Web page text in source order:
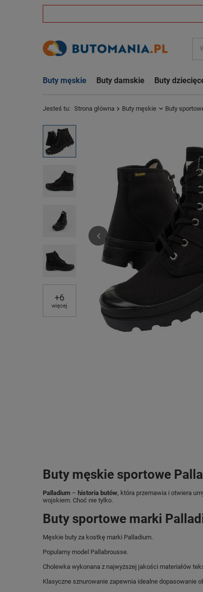
Buty męskie Buty damskie Buty
Jesteś tu: Strona główna Buty męskie Buty
+6
więcej
Buty męskie sportowe
Palladium – historia butów, która przemawia i otwiera
wojskiem. Choć nie tylko.
Buty sportowe marki
Męskie buty za kostkę marki Palladium.
Popularny model Pallabrousse.
Cholewka wykonana z najwyższej jakości materiałów
Klasyczne sznurowanie zapewnia idealne dopasowanie